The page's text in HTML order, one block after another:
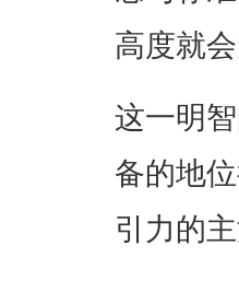
高度就会
这一明
备的地
引力的主